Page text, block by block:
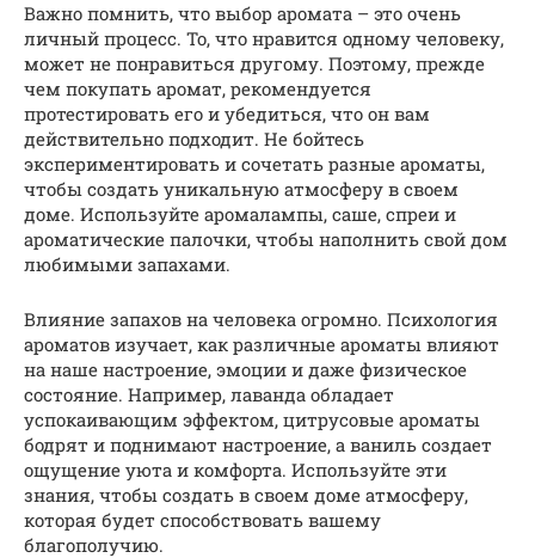
Важно помнить, что выбор аромата – это очень
личный процесс. То, что нравится одному человеку,
может не понравиться другому. Поэтому, прежде
чем покупать аромат, рекомендуется
протестировать его и убедиться, что он вам
действительно подходит. Не бойтесь
экспериментировать и сочетать разные ароматы,
чтобы создать уникальную атмосферу в своем
доме. Используйте аромалампы, саше, спреи и
ароматические палочки, чтобы наполнить свой дом
любимыми запахами.
Влияние запахов на человека огромно. Психология
ароматов изучает, как различные ароматы влияют
на наше настроение, эмоции и даже физическое
состояние. Например, лаванда обладает
успокаивающим эффектом, цитрусовые ароматы
бодрят и поднимают настроение, а ваниль создает
ощущение уюта и комфорта. Используйте эти
знания, чтобы создать в своем доме атмосферу,
которая будет способствовать вашему
благополучию.